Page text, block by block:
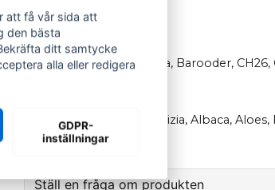
Ligier
Chatenet: Stella, Media, Barooder, CH26,
JDM: Titane (1, 2, 3), Albizia, Albaca,
: 6K083
Ställ en fråga om produkten
att få vår sida att
den bästa
ditt samtycke
alla eller redigera
GDPR-
inställningar